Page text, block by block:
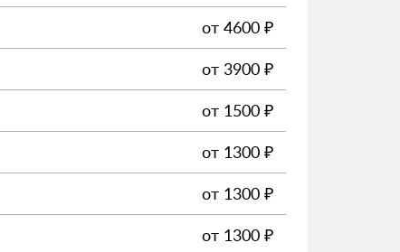
от 4600 ₽
от 3900 ₽
от 1500 ₽
от 1300 ₽
от 1300 ₽
от 1300 ₽